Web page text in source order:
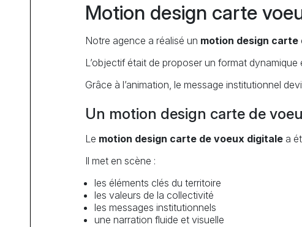
Motion design carte
Notre agence a réalisé un motion design
L’objectif était de proposer un format
Grâce à l’animation, le message institutionnel
Un motion design carte de
Le motion design carte de voeux digitale a
Il met en scène :
les éléments clés du territoire
les valeurs de la collectivité
les messages institutionnels
une narration fluide et visuelle